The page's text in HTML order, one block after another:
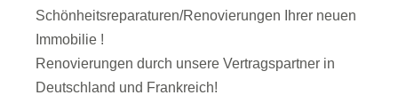
Schönheitsreparaturen/Renovierungen Ihrer neuen
Immobilie !
Renovierungen durch unsere Vertragspartner in
Deutschland und Frankreich!